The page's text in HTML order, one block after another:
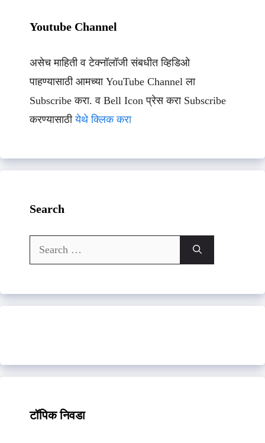
Youtube Channel
असेच माहिती व टेक्नॉलॉजी संबधीत व्हिडिओ
पाहण्यासाठी आमच्या YouTube Channel ला
Subscribe करा. व Bell Icon प्रेस करा Subscribe
करण्यासाठीयेथे क्लिक करा
Search
Search
for:
टॉपिक निवडा